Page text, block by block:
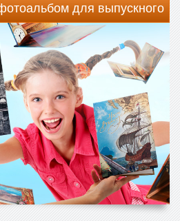
для выпускного